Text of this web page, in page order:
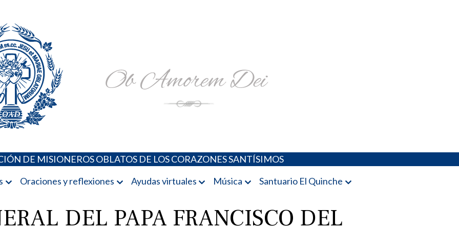
DE MISIONEROS OBLATOS DE LOS CORAZONES SANTÍSIMOS
Oraciones y reflexiones Ayudas virtuales Música Santuario El Quinche
DEL PAPA FRANCISCO DEL